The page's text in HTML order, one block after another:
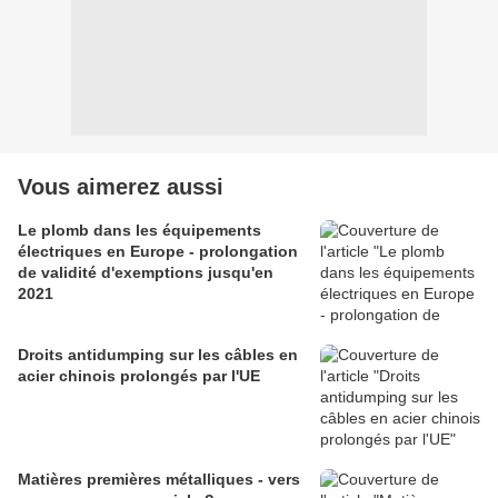
Vous aimerez aussi
Le plomb dans les équipements
électriques en Europe - prolongation
de validité d'exemptions jusqu'en
2021
Droits antidumping sur les câbles en
acier chinois prolongés par l'UE
Matières premières métalliques - vers